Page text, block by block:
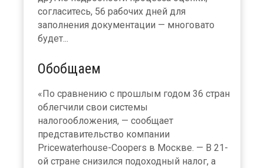
согласитесь, 56 рабочих дней для
заполнения документации — многовато
будет...
Обобщаем
«По сравнению с прошлым годом 36 стран
облегчили свои системы
налогообложения, — сообщает
представительство компании
Pricewaterhouse-Coopers в Москве. — В 21-
ой стране снизился подоходный налог, а